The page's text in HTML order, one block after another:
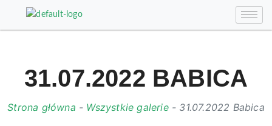
31.07.2022 BABICA
Strona główna - Wszystkie galerie- 31.07.2022 Babica